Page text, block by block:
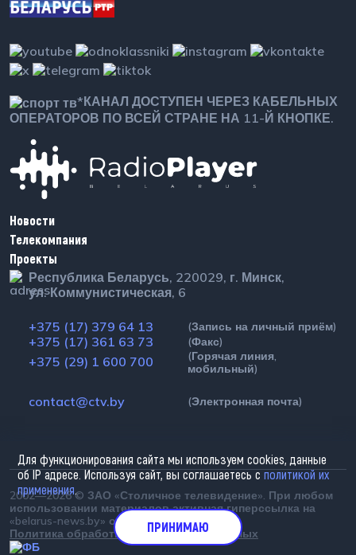
*КАНАЛ ДОСТУПЕН ЧЕРЕЗ КАБЕЛЬНЫХ
ОПЕРАТОРОВ ПО ВСЕЙ СТРАНЕ НА 11-Й КНОПКЕ.
Новости
Телекомпания
Проекты
Республика Беларусь, 220029, г. Минск,
ул. Коммунистическая, 6
+375 (17) 379 64 13 (Запись на личный приём)
+375 (17) 361 63 73 (Факс)
+375 (29) 1 600 700 (Горячая линия, мобильный)
contact@ctv.by (Электронная почта)
2002—2026 © ЗАО «Столичное телевидение». При любом
использовании материалов активная гиперссылка на
«belarus-news.by» обязательна.
Политика обработки персональных данных
Для функционирования сайта мы используем cookies, данные
об IP адресе. Используя сайт, вы соглашаетесь сполитикой их
применения.
ПРИНИМАЮ